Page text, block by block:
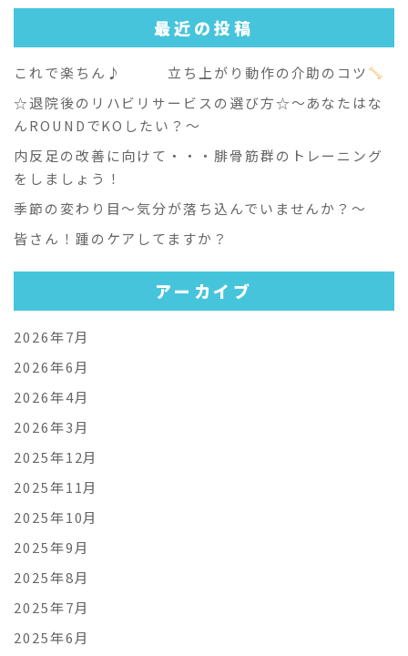
最近の投稿
これで楽ちん♪ 立ち上がり動作の介助のコツ
☆退院後のリハビリサービスの選び方☆～あなたはな
んROUNDでKOしたい？～
内反足の改善に向けて・・・腓骨筋群のトレーニング
をしましょう！
季節の変わり目～気分が落ち込んでいませんか？～
皆さん！踵のケアしてますか？
アーカイブ
2026年7月
2026年6月
2026年4月
2026年3月
2025年12月
2025年11月
2025年10月
2025年9月
2025年8月
2025年7月
2025年6月